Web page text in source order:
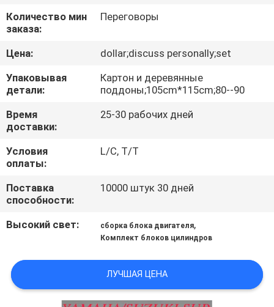
ПРОВЕРКА
КАЧЕСТВА
СВЯЖИТЕСЬ
МЫ
НОВОСТИ
ЦИТАТУ
САЙТА
PRIVACY
Количество мин
заказа:
Переговоры
Цена:
dollar;discuss personally;set
Упаковывая
детали:
Картон и деревянные
поддоны;105cm*115cm;80--90
Время
доставки:
25-30 рабочих дней
Условия
оплаты:
L/C, T/T
Поставка
способности:
10000 штук 30 дней
Высокий свет: сборка блока двигателя,
Комплект блоков цилиндров
ЛУЧШАЯ ЦЕНА